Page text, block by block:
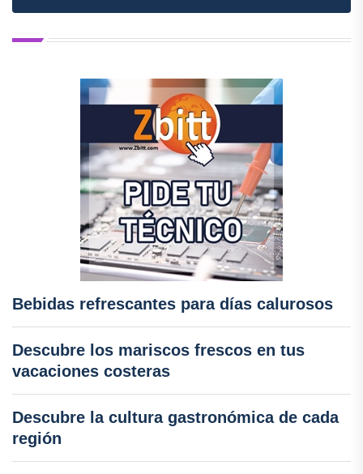
Bebidas refrescantes para días calurosos
Descubre los mariscos frescos en tus
vacaciones costeras
Descubre la cultura gastronómica de cada
región